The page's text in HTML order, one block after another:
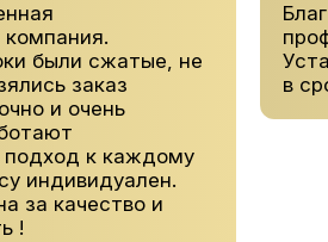
компания.
были сжатые, не
заказ
и очень
подход к каждому
индивидуален.
за качество и
!
в